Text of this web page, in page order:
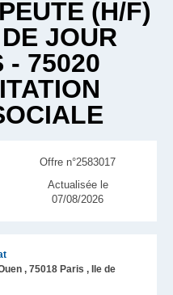
(H/F)
JOUR
- 75020
, 75018 Paris , Ile de
Offre n°2583017
Actualisée le
07/08/2026